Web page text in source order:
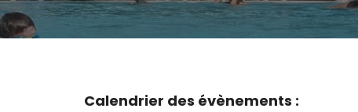
Calendrier des évènements :